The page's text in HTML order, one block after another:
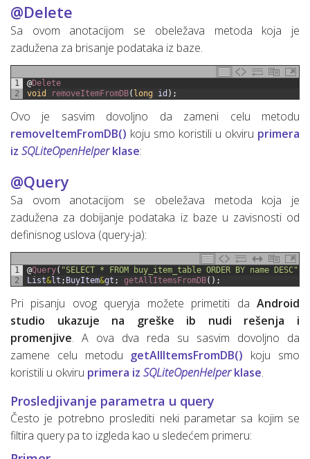
@Delete
Sa ovom anotacijom se obeležava metoda koja je
zadužena za brisanje podataka iz baze.
1
2
@Delete
void
removeItemFromDB( long id ) ;
Ovo je sasvim dovoljno da zameni celu metodu
removeItemFromDB() koju smo koristili u okviru primera
iz SQLiteOpenHelperklase:
@Query
Sa ovom anotacijom se obeležava metoda koja je
zadužena za dobijanje podataka iz baze u zavisnosti od
definisnog uslova (query-ja):
1
2
@Query( "SELECT * FROM buy_item_table ORDER BY name DESC"
List&lt ; BuyItem&gt ; getAllItemsFromDB( ) ;
Pri pisanju ovog queryja možete primetiti da Android
studio ukazuje na greške ib nudi rešenja i
promenjive. A ova dva reda su sasvim dovoljno da
zamene celu metodu getAllItemsFromDB() koju smo
koristili u okviru primera iz SQLiteOpenHelperklase.
Prosledjivanje parametra u query
Često je potrebno proslediti neki parametar sa kojim se
filtira query pa to izgleda kao u sledećem primeru: